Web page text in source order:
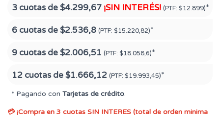
3 cuotas de$4.299,67 ¡SIN INTERÉS! (PTF: $12.899)*
6 cuotas de$2.536,8 (PTF: $15.220,82)*
9 cuotas de$2.006,51 (PTF: $18.058,6)*
12 cuotas de$1.666,12 (PTF: $19.993,45)*
* Pagando con Tarjetas de crédito.
💳 ¡Compra en 3 cuotas SIN INTERES (total de orden minima